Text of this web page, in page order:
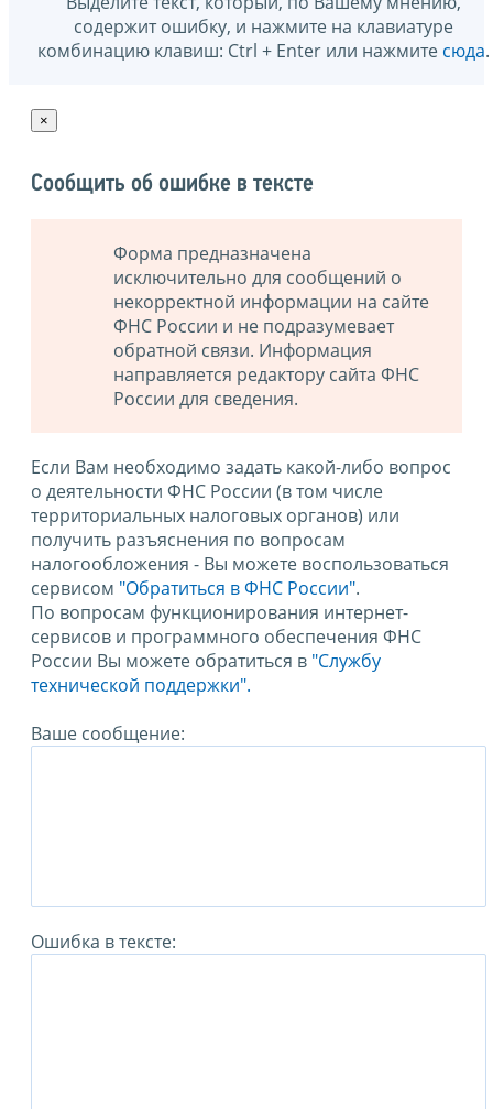
содержит ошибку, и нажмите на клавиатуре
комбинацию клавиш: Ctrl + Enter или нажмите сюда.
×
Сообщить об ошибке в тексте
Форма предназначена
исключительно для сообщений о
некорректной информации на сайте
ФНС России и не подразумевает
обратной связи. Информация
направляется редактору сайта ФНС
России для сведения.
Если Вам необходимо задать какой-либо вопрос
о деятельности ФНС России (в том числе
территориальных налоговых органов) или
получить разъяснения по вопросам
налогообложения - Вы можете воспользоваться
сервисом "Обратиться в ФНС России".
По вопросам функционирования интернет-
сервисов и программного обеспечения ФНС
России Вы можете обратиться в "Службу
технической поддержки".
Ваше сообщение:
Ошибка в тексте: